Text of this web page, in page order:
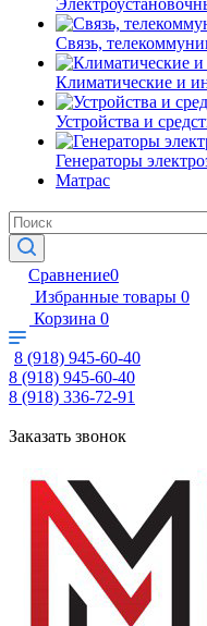
Связь,
Климатические и
Устройства и
Генераторы
Матрас
Сравнение0
Избранные товары 0
Корзина 0
8 (918) 945-60-40
8 (918) 945-60-40
8 (918) 336-72-91
Заказать звонок